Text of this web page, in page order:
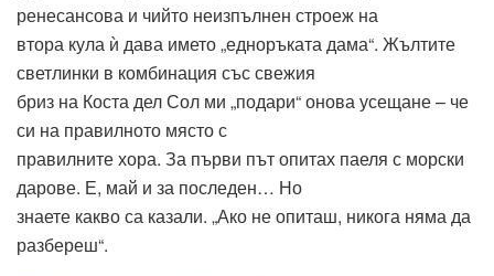
ренесансова и чийто неизпълнен строеж на
втора кула ѝ дава името „едноръката дама“. Жълтите
светлинки в комбинация със свежия
бриз на Коста дел Сол ми „подари“ онова усещане – че
си на правилното място с
правилните хора. За първи път опитах паеля с морски
дарове. Е, май и за последен… Но
знаете какво са казали. „Ако не опиташ, никога няма да
разбереш“.